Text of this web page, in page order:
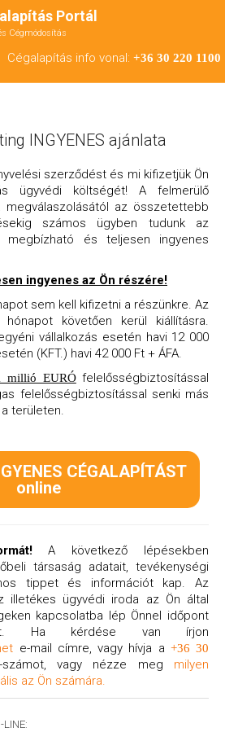
Portál
Cégmódosítás
Cégalapítás info vonal: +36 30 220 1100
INGYENES ajánlata
szerződést és mi kifizetjük Ön
ügyvédi költségét! A felmerülő
megválaszolásától az összetettebb
számos ügyben tudunk az
megbízható és teljesen ingyenes
ingyenes az Ön részére!
sem kell kifizetni a részünkre. Az
követően kerül kiállításra.
vállalkozás esetén havi 12 000
(KFT.) havi 42 000 Ft + ÁFA.
millió EURÓfelelősségbiztosítással
felelősségbiztosítással senki más
területen.
CÉGALAPÍTÁST
online
A következő lépésekben
társaság adatait, tevékenységi
tippet és információt kap. Az
illetékes ügyvédi iroda az Ön által
kapcsolatba lép Önnel időpont
Ha kérdése van írjon
e-mail címre, vagy hívja a +36 30
számot, vagy nézze meg milyen
az Ön számára.
LINE: